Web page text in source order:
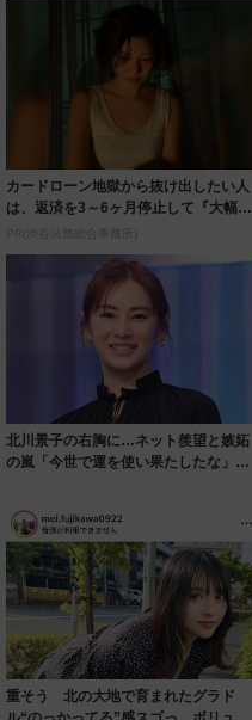
カードローン地獄から抜け出したい人
は、返済を3～6ヶ月停止して『大幅に
減額してか...
PR(渋谷法務総合事務所)
北川景子の右胸に…ネット羨望と嫉妬
の嵐「今世で運を使い果たしたな」
重そう 北の大地で育まれたグラド